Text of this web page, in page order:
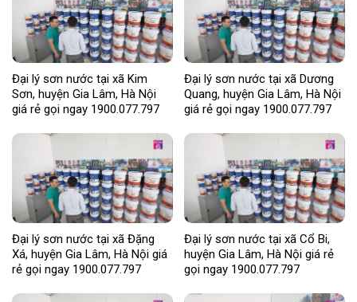
Đại lý sơn nước tại xã Kim
Sơn, huyện Gia Lâm, Hà Nội
giá rẻ gọi ngay 1900.077.797
Đại lý sơn nước tại xã Dương
Quang, huyện Gia Lâm, Hà Nội
giá rẻ gọi ngay 1900.077.797
Đại lý sơn nước tại xã Đặng
Xá, huyện Gia Lâm, Hà Nội giá
rẻ gọi ngay 1900.077.797
Đại lý sơn nước tại xã Cổ Bi,
huyện Gia Lâm, Hà Nội giá rẻ
gọi ngay 1900.077.797